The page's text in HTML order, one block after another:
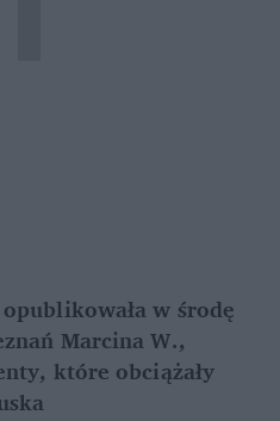
w środę
Marcina W.,
które obciążały